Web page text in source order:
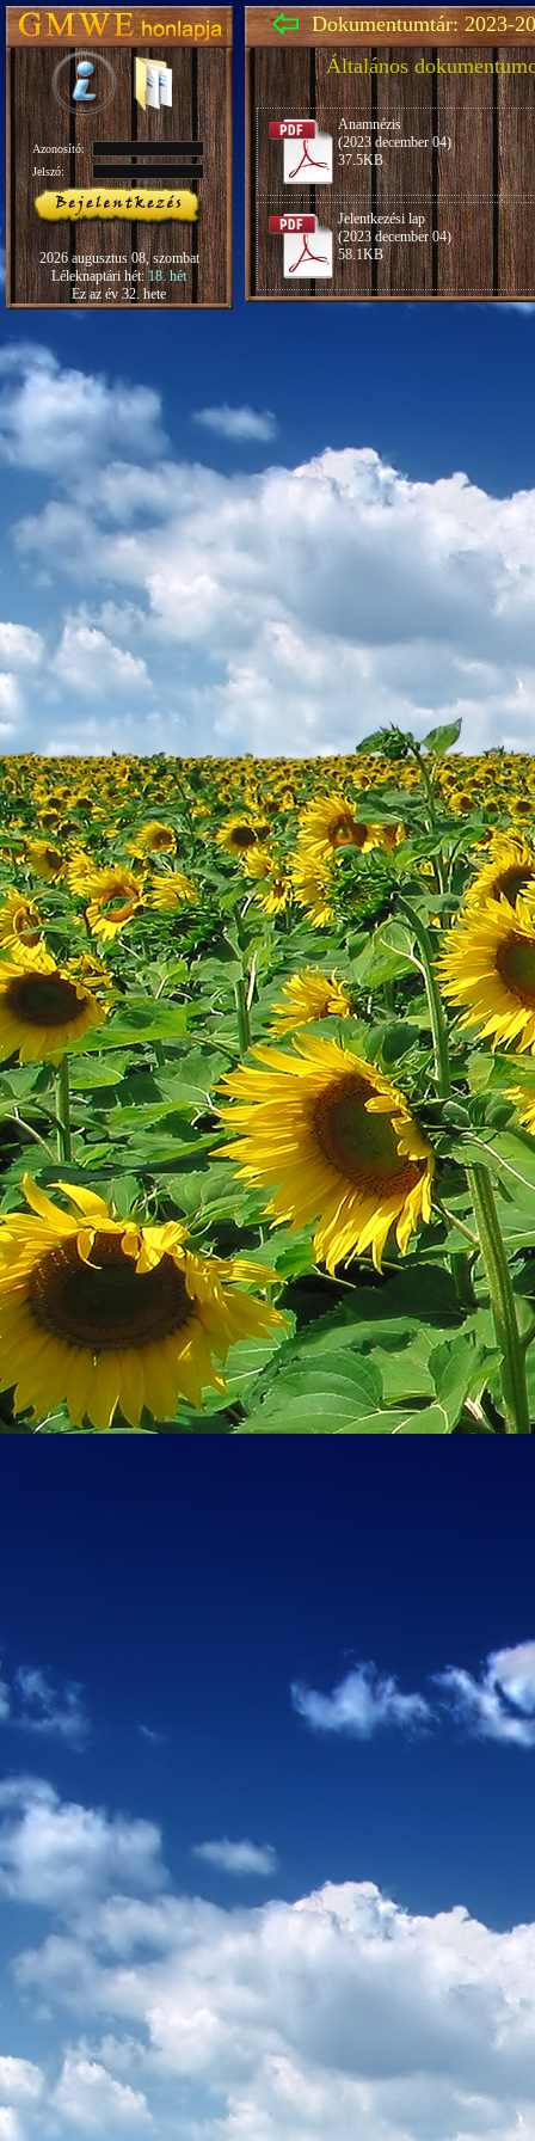
Azonosító:
Jelszó:
2026 augusztus 08, szombat
Léleknaptári hét:18. hét
Ez az év 32. hete
Dokumentumtár: 2023-
Általános
Anamnézis
(2023 december 04)
37.5KB
Jelentkezési lap
(2023 december 04)
58.1KB